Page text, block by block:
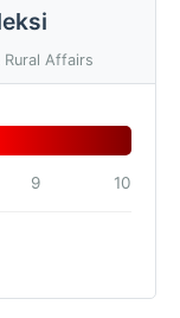
Affairs
9 10